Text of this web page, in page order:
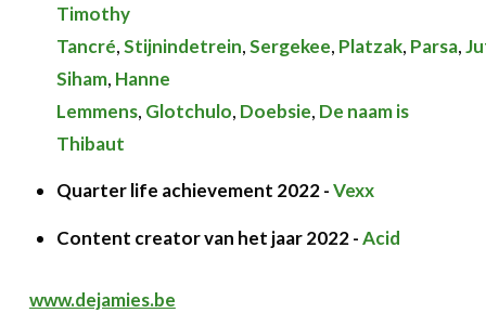
Timothy
Tancré,Stijnindetrein,Sergekee, Platzak, Parsa,
Siham, Hanne
Lemmens, Glotchulo, Doebsie, De naam is
Thibaut
Quarter life achievement 2022 -Vexx
Content creator van het jaar 2022 -Acid
www.dejamies.be